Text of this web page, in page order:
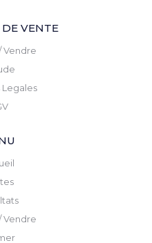
VENTE
Vendre
Legales
Vendre